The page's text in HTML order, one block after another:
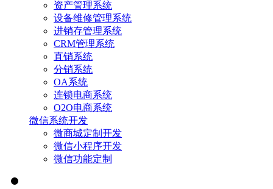
资产管理系统
设备维修管理系统
进销存管理系统
CRM管理系统
直销系统
分销系统
OA系统
连锁电商系统
O2O电商系统
微信系统开发
微商城定制开发
微信小程序开发
微信功能定制